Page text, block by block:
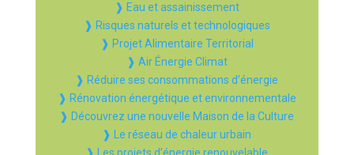
❱ Eau et assainissement
❱ Risques naturels et technologiques
❱ Projet Alimentaire Territorial
❱ Air Énergie Climat
❱ Réduire ses consommations d’énergie
❱ Rénovation énergétique et environnementale
❱ Découvrez une nouvelle Maison de la Culture
❱ Le réseau de chaleur urbain